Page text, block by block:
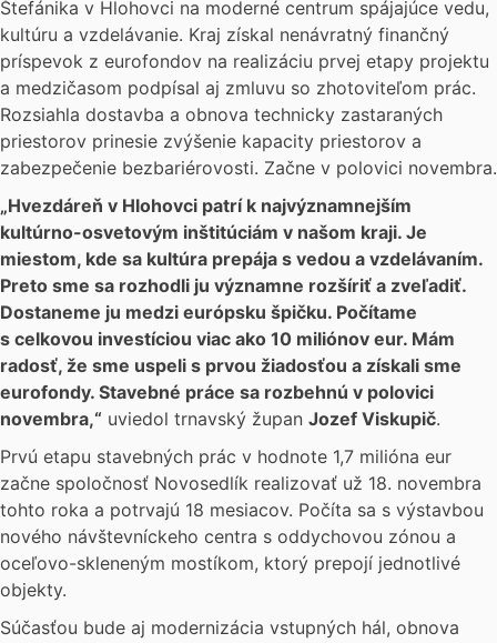
Štefánika v Hlohovci na moderné centrum spájajúce vedu,
kultúru a vzdelávanie. Kraj získal nenávratný finančný
príspevok z eurofondov na realizáciu prvej etapy projektu
a medzičasom podpísal aj zmluvu so zhotoviteľom prác.
Rozsiahla dostavba a obnova technicky zastaraných
priestorov prinesie zvýšenie kapacity priestorov a
zabezpečenie bezbariérovosti. Začne v polovici novembra.
„Hvezdáreň v Hlohovci patrí k najvýznamnejším
kultúrno-osvetovým inštitúciám v našom kraji. Je
miestom, kde sa kultúra prepája s vedou a vzdelávaním.
Preto sme sa rozhodli ju významne rozšíriť a zveľadiť.
Dostaneme ju medzi európsku špičku. Počítame
s celkovou investíciou viac ako 10 miliónov eur. Mám
radosť, že sme uspeli s prvou žiadosťou a získali sme
eurofondy. Stavebné práce sa rozbehnú v polovici
novembra,“ uviedol trnavský župan Jozef Viskupič.
Prvú etapu stavebných prác v hodnote 1,7 milióna eur
začne spoločnosť Novosedlík realizovať už 18. novembra
tohto roka a potrvajú 18 mesiacov. Počíta sa s výstavbou
nového návštevníckeho centra s oddychovou zónou a
oceľovo-skleneným mostíkom, ktorý prepojí jednotlivé
objekty.
Súčasťou bude aj modernizácia vstupných hál, obnova